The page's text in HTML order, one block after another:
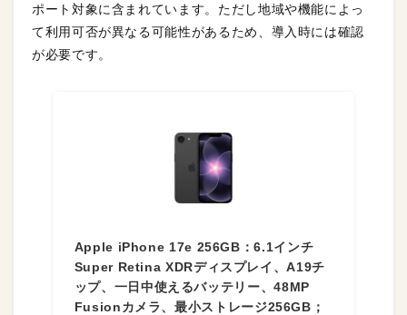
ポート対象に含まれています。ただし地域や機能によっ
て利用可否が異なる可能性があるため、導入時には確認
が必要です。
Apple iPhone 17e 256GB：6.1インチ
Super Retina XDRディスプレイ、A19チ
ップ、一日中使えるバッテリー、48MP
Fusionカメラ、最小ストレージ256GB；